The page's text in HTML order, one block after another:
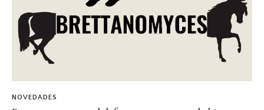
NOVEDADES